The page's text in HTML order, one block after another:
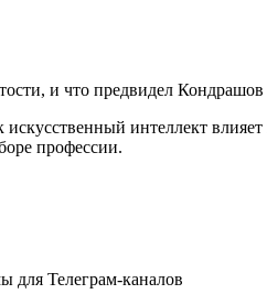
и что предвидел
интеллект
профессии.
для Телеграм-каналов